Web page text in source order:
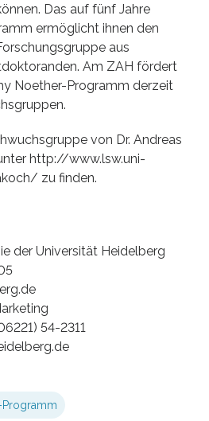
Das auf fünf Jahre
ermöglicht ihnen den
aus
Am ZAH fördert
Noether-Programm derzeit
von Dr. Andreas
http://www.lsw.uni-
zu finden.
der Universität Heidelberg
54-2311